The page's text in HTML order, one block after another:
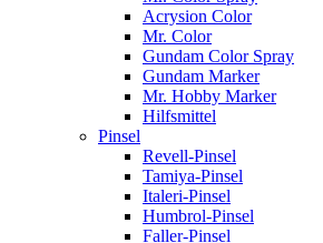
Acrysion Color
Mr. Color
Gundam Color Spray
Gundam Marker
Mr. Hobby Marker
Hilfsmittel
Pinsel
Revell-Pinsel
Tamiya-Pinsel
Italeri-Pinsel
Humbrol-Pinsel
Faller-Pinsel